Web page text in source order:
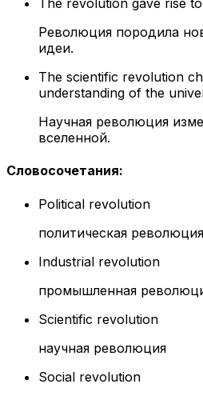
The revolution gave rise
Революция породила
идеи.
The scientific revolution
understanding of the
Научная революция
вселенной.
Словосочетания:
Political revolution
политическая революция
Industrial revolution
промышленная
Scientific revolution
научная революция
Social revolution